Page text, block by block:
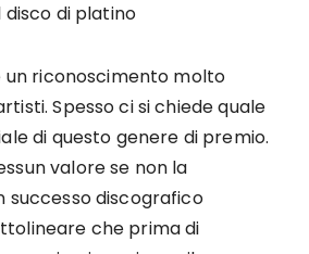
disco di platino
un riconoscimento molto
Spesso ci si chiede quale
di questo genere di premio.
valore se non la
successo discografico
che prima di